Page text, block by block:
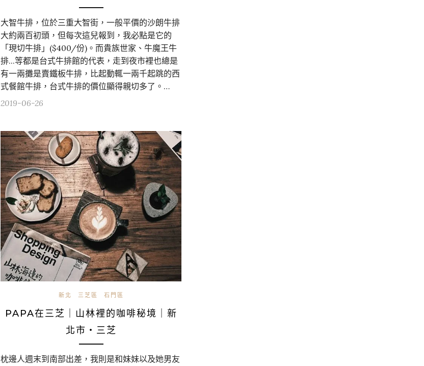
大智牛排，位於三重大智街，一般平價的沙朗牛排
大約兩百初頭，但每次這兒報到，我必點是它的
「現切牛排」($400/份)。而貴族世家、牛魔王牛
排...等都是台式牛排館的代表，走到夜市裡也總是
有一兩攤是賣鐵板牛排，比起動輒一兩千起跳的西
式餐館牛排，台式牛排的價位顯得親切多了。…
2019-06-26
新北 三芝區 石門區
PAPA在三芝｜山林裡的咖啡秘境｜新
北市・三芝
枕邊人週末到南部出差，我則是和妹妹以及她男友